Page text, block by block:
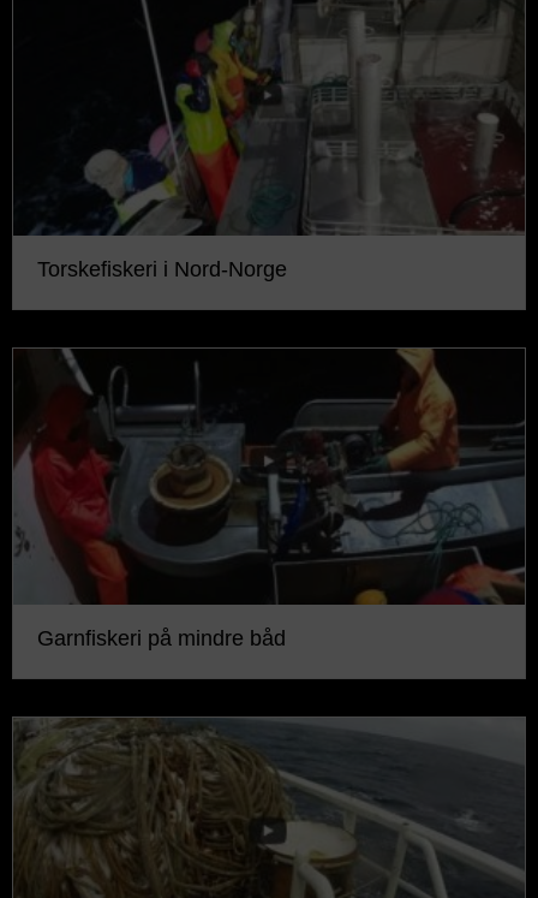
Torskefiskeri i Nord-Norge
Garnfiskeri på mindre båd